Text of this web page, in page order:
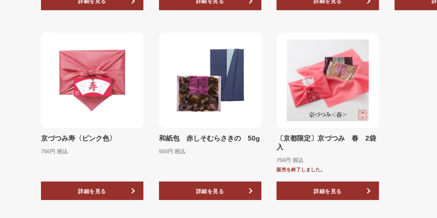
京づつみ寿〈ピンク色〉
756 税込
詳細を見る
和紙包 赤しそむらさきの 50g
550 税込
詳細を見る
〔京都限定〕京づつみ 春 2袋
入
756 税込
販売を終了しました。
詳細を見る